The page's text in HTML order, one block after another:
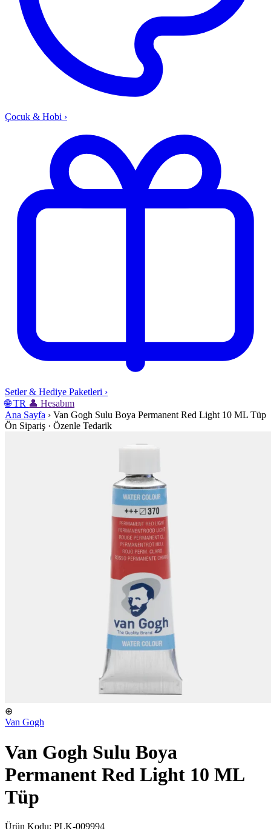
Çocuk & Hobi ›
Setler & Hediye Paketleri ›
🌐 TR 👤 Hesabım
Ana Sayfa › Van Gogh Sulu Boya Permanent Red Light 10 ML Tüp
Ön Sipariş · Özenle Tedarik
⊕
Van Gogh
Van Gogh Sulu Boya
Permanent Red Light 10 ML
Tüp
Ürün Kodu: PLK-009994